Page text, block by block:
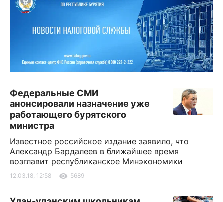
Федеральные СМИ
анонсировали назначение уже
работающего бурятского
министра
Известное российское издание заявило, что
Александр Бардалеев в ближайшее время
возглавит республиканское Минэкономики
12.03.18, 12:58 5689